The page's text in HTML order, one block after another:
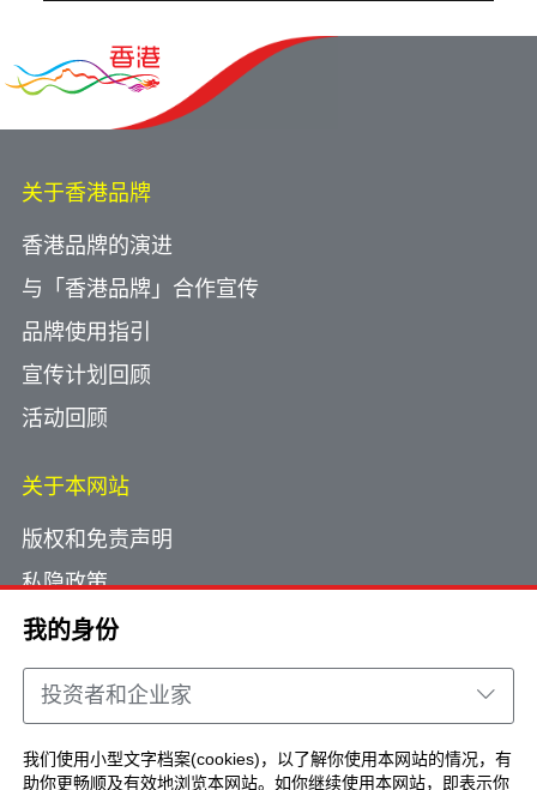
我的身份
投资者和企业家
我们使用小型文字档案(cookies)，以了解你使用本网站的情况，有
助你更畅顺及有效地浏览本网站。如你继续使用本网站，即表示你
关于香港品牌
香港品牌的演进
与「香港品牌」合作宣传
品牌使用指引
宣传计划回顾
活动回顾
关于本网站
版权和免责声明
私隐政策
使用小型文字档案
网页指南
联络我们